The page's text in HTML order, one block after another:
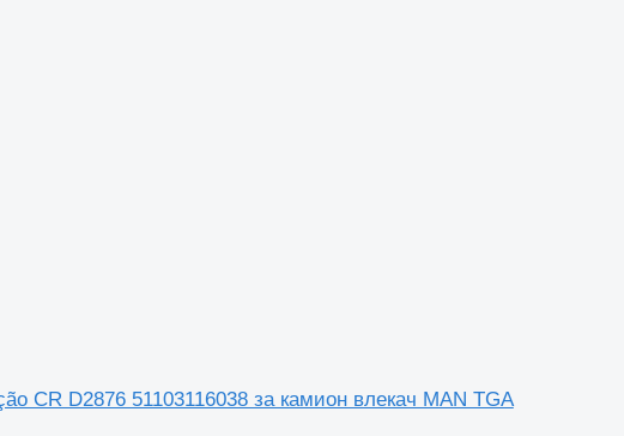
CR D2876 51103116038 за камион влекач MAN TGA